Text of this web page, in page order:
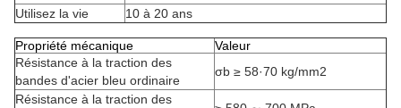
Utilisez la vie
10 à 20 ans
Propriété mécanique
Valeur
Résistance à la traction des
bandes d'acier bleu ordinaire
σb ≥ 58·70 kg/mm2
Résistance à la traction des